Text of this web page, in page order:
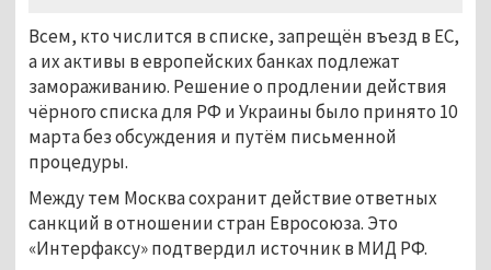
Всем, кто числится в списке, запрещён въезд в ЕС,
а их активы в европейских банках подлежат
замораживанию. Решение о продлении действия
чёрного списка для РФ и Украины было принято 10
марта без обсуждения и путём письменной
процедуры.
Между тем Москва сохранит действие ответных
санкций в отношении стран Евросоюза. Это
«Интерфаксу» подтвердил источник в МИД РФ.